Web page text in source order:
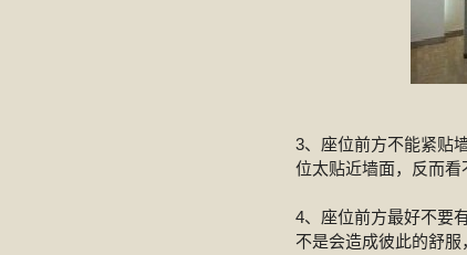
3、座位前方不能紧贴
位太贴近墙面，反而看
4、座位前方最好不要
不是会造成彼此的舒